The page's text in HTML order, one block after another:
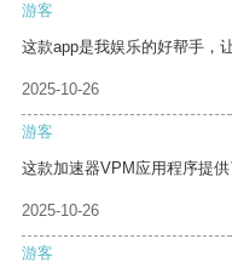
游客
这款app是我娱乐的好帮手，
2025-10-26
游客
这款加速器VPM应用程序提供
2025-10-26
游客